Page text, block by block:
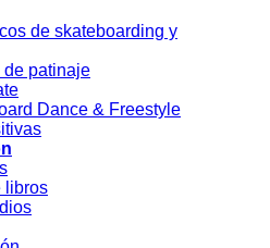
de skateboarding y
patinaje
Dance & Freestyle
libros